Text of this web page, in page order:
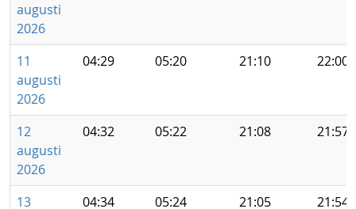
augusti
2026
11
augusti
2026
04:29 05:20 21:10 22:00
12
augusti
2026
04:32 05:22 21:08 21:57
13
04:34 05:24 21:05 21:54